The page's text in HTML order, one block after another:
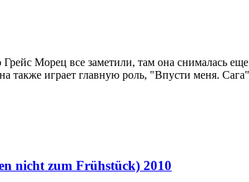
Морец все заметили, там она снималась
также играет главную роль, "Впусти меня.
nicht zum Frühstück) 2010